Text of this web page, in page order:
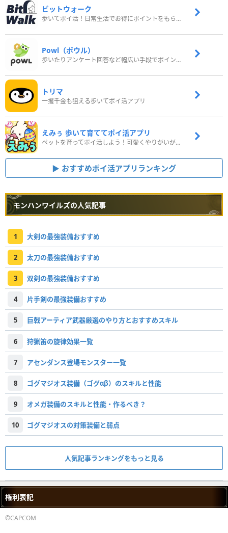
ビットウォーク
歩いてポイ活！日常生活でお得にポイントをもらおう
Powl（ポウル）
歩いたりアンケート回答など幅広い手段でポイントをゲット
トリマ
一攫千金も狙える歩いてポイ活アプリ
えみぅ 歩いて育ててポイ活アプリ
ペットを育ってポイ活しよう！可愛くやりがいがある新感覚アプリ
おすすめポイ活アプリランキング
モンハンワイルズの人気記事
1 大剣の最強装備おすすめ
2 太刀の最強装備おすすめ
3 双剣の最強装備おすすめ
4 片手剣の最強装備おすすめ
5 巨戟アーティア武器厳選のやり方とおすすめスキル
6 狩猟笛の旋律効果一覧
7 アセンダンス登場モンスター一覧
8 ゴグマジオス装備（ゴグαβ）のスキルと性能
9 オメガ装備のスキルと性能・作るべき？
10 ゴグマジオスの対策装備と弱点
人気記事ランキングをもっと見る
権利表記
©CAPCOM